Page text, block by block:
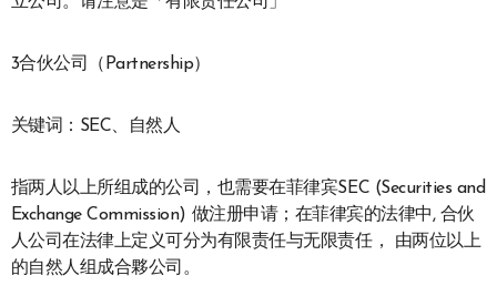
3合伙公司（Partnership）
关键词：SEC、自然人
指两人以上所组成的公司，也需要在菲律宾SEC (Securities and
Exchange Commission) 做注册申请；在菲律宾的法律中, 合伙
人公司在法律上定义可分为有限责任与无限责任， 由两位以上
的自然人组成合夥公司。